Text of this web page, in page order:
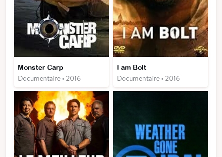
Monster Carp
Documentaire • 2016
I am Bolt
Documentaire • 2016